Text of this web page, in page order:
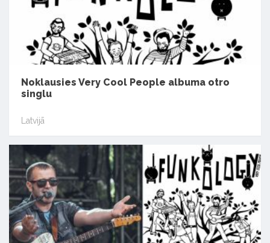
Noklausies Very Cool People albuma otro
singlu
Latvijā